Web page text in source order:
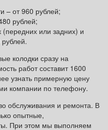
– от 960 рублей;
рублей;
или задних) и
колодки сразу на
работ составит 1600
узнать примерную цену
компании по телефону.
обслуживания и ремонта. В
опытные,
При этом мы выполняем